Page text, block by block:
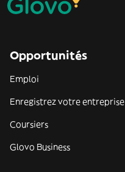
Opportunités
Emploi
Enregistrez votre entreprise
Coursiers
Glovo Business